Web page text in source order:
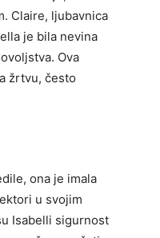
Claire, ljubavnica
je bila nevina
Ova
žrtvu, često
ona je imala
u svojim
Isabelli sigurnost